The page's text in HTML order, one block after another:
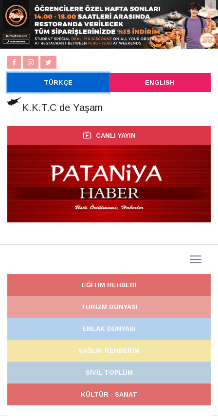
TÜRKÇE ENGLISH
K.K.T.C de Yaşam
CANLI YAYIN
EĞİTİM REHBERİ
TURİZM DÜNYASI
EMLAK DÜNYASI
SAĞLIK REHBERİM
SİVİL TOPLUM
KÜLTÜR - SANAT